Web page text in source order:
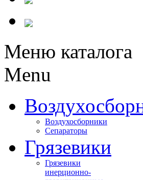
Меню каталога
Menu
Воздухосборники
Сепараторы
Грязевики
Грязевики
инерционно-